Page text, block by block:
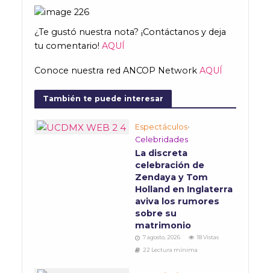
¿Te gustó nuestra nota? ¡Contáctanos y deja
tu comentario! AQUÍ
Conoce nuestra red ANCOP Network AQUÍ
También te puede interesar
Espectáculos•
Celebridades
La discreta
celebración de
Zendaya y Tom
Holland en Inglaterra
aviva los rumores
sobre su
matrimonio
7 agosto, 2026
18 Vistas
22 Lectura mínima